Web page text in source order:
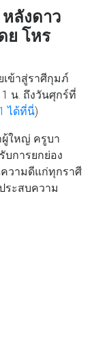
ลังดาว
ย โหร
ข้าสู่ราศีกุมภ์
น. ถึงวันศุกร์ที่
ได้ที่นี่)
ใหญ่ ครูบา
บการยกย่อง
วามดีแก่ทุกราศี
ระสบความ